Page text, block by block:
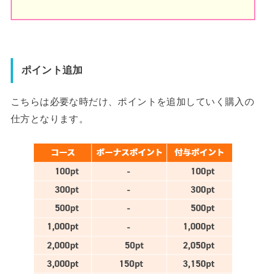
ポイント追加
こちらは必要な時だけ、ポイントを追加していく購入の
仕方となります。